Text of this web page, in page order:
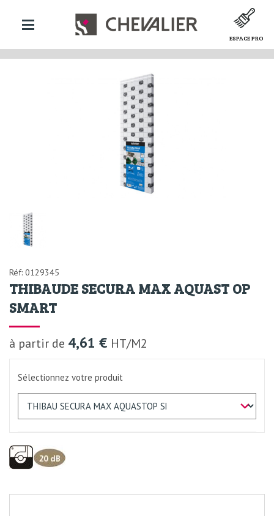
ESPACE PRO
Réf: 0129345
THIBAUDE SECURA MAX AQUAST OP
SMART
à partir de 4,61 € HT/M2
Sélectionnez votre produit